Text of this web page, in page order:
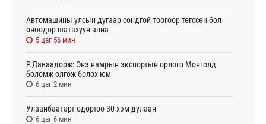
Автомашины улсын дугаар сондгой тоогоор төгссөн бол
өнөөдөр шатахуун авна
5 цаг 56 мин
Р.Даваадорж: Энэ намрын экспортын орлого Монголд
боломж олгож болох юм
6 цаг 2 мин
Улаанбаатарт өдөртөө 30 хэм дулаан
6 цаг 6 мин